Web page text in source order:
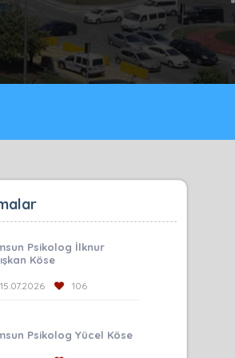
Psikolog İlknur
Köse
15.07.2026 106
Psikolog Yücel Köse